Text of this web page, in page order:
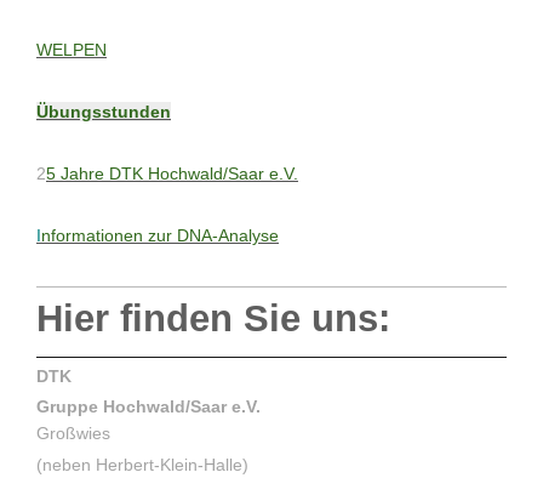
WELPEN
Übungsstunden
25 Jahre DTK Hochwald/Saar e.V.
Informationen zur DNA-Analyse
Hier finden Sie uns:
DTK
Gruppe Hochwald/Saar e.V.
Großwies
(neben Herbert-Klein-Halle)